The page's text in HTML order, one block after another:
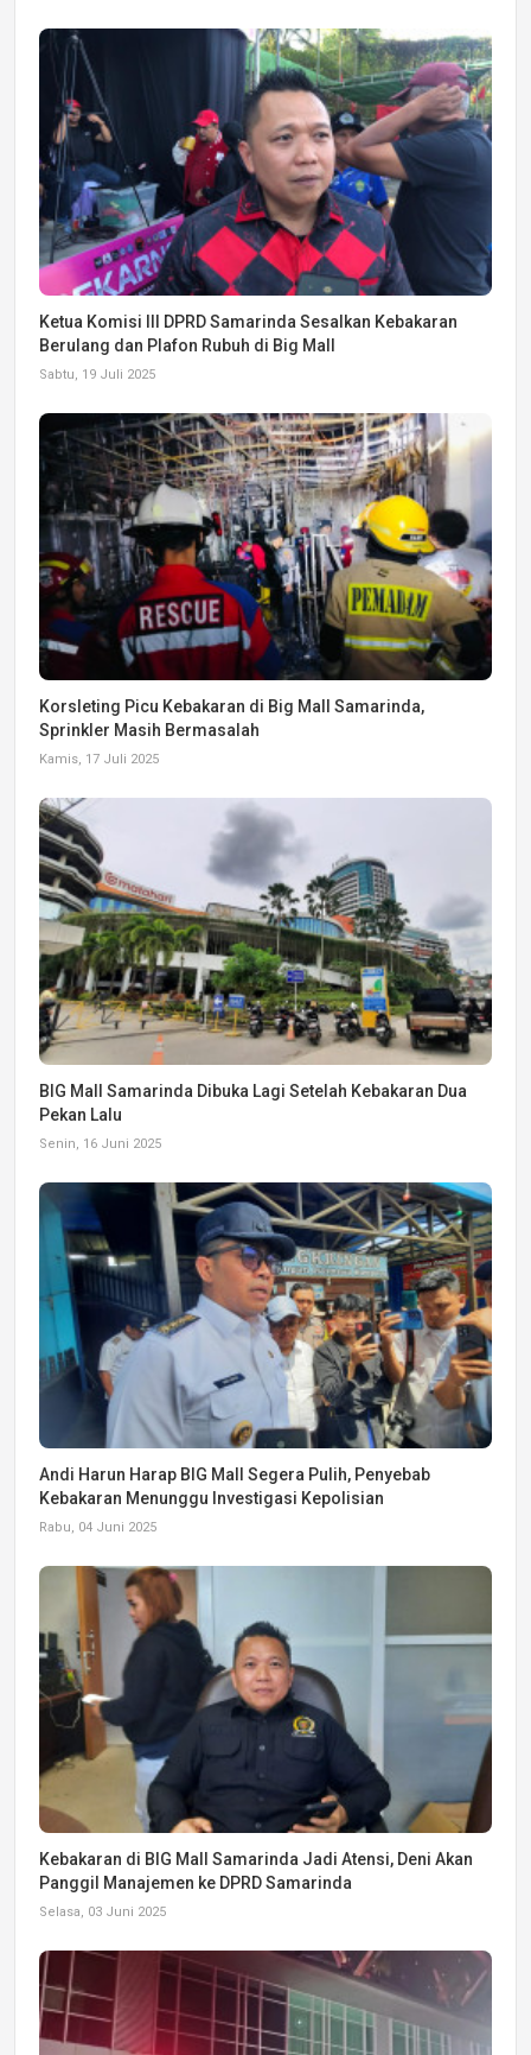
Ketua Komisi III DPRD Samarinda Sesalkan Kebakaran
Berulang dan Plafon Rubuh di Big Mall
Sabtu, 19 Juli 2025
Korsleting Picu Kebakaran di Big Mall Samarinda,
Sprinkler Masih Bermasalah
Kamis, 17 Juli 2025
BIG Mall Samarinda Dibuka Lagi Setelah Kebakaran Dua
Pekan Lalu
Senin, 16 Juni 2025
Andi Harun Harap BIG Mall Segera Pulih, Penyebab
Kebakaran Menunggu Investigasi Kepolisian
Rabu, 04 Juni 2025
Kebakaran di BIG Mall Samarinda Jadi Atensi, Deni Akan
Panggil Manajemen ke DPRD Samarinda
Selasa, 03 Juni 2025